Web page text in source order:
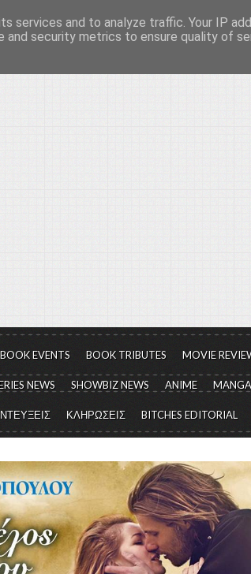
σε κάθε του μορφή και έκταση...
BOOK EVENTS BOOK TRIBUTES MOVIE
NEWS SHOWBIZ NEWS ANIME MANGA
ΚΛΗΡΩΣΕΙΣ BITCHES EDITORIAL
services and to analyze traffic. Your IP
and security metrics to ensure quality of